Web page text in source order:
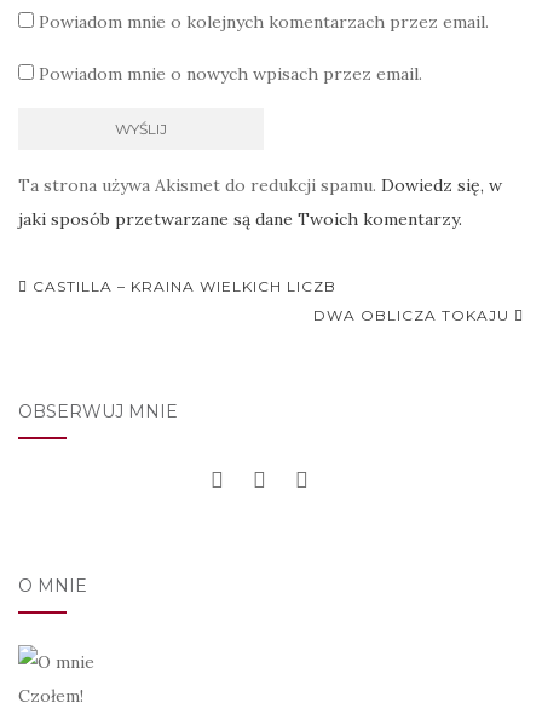
Powiadom mnie o kolejnych komentarzach przez email.
Powiadom mnie o nowych wpisach przez email.
Ta strona używa Akismet do redukcji spamu. Dowiedz się, w
jaki sposób przetwarzane są dane Twoich komentarzy.
Nawigacja
CASTILLA – KRAINA WIELKICH LICZB
DWA OBLICZA TOKAJU
OBSERWUJ MNIE
O MNIE
Czołem!